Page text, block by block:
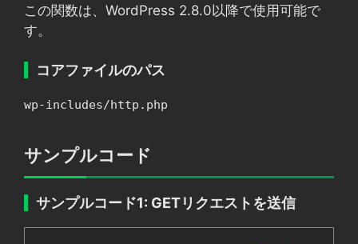
この関数は、WordPress 2.8.0以降で使用可能で
す。
コアファイルのパス
wp-includes/http.php
サンプルコード
サンプルコード1: GETリクエストを送信